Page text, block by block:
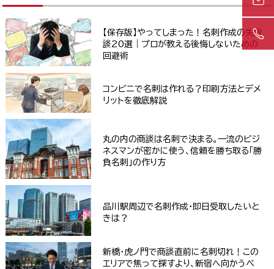
【保存版】やってしまった！名刺作成の失敗
談20選｜プロが教える後悔しないための
回避術
コンビニで名刺は作れる？印刷方法とデメ
リットを徹底解説
丸の内の商談は名刺で決まる。一流のビジ
ネスマンが密かに使う、信頼を勝ち取る「勝
負名刺」の作り方
品川駅周辺で名刺作成・即日受取したいと
きは？
新橋・虎ノ門で商談直前に名刺切れ！この
エリアで焦って探すより、新宿へ向かうべ